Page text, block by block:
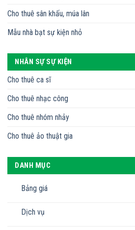
Cho thuê sân khấu, múa lân
Mẫu nhà bạt sự kiện nhỏ
NHÂN SỰ SỰ KIỆN
Cho thuê ca sĩ
Cho thuê nhạc công
Cho thuê nhóm nhảy
Cho thuê ảo thuật gia
DANH MỤC
Bảng giá
Dịch vụ